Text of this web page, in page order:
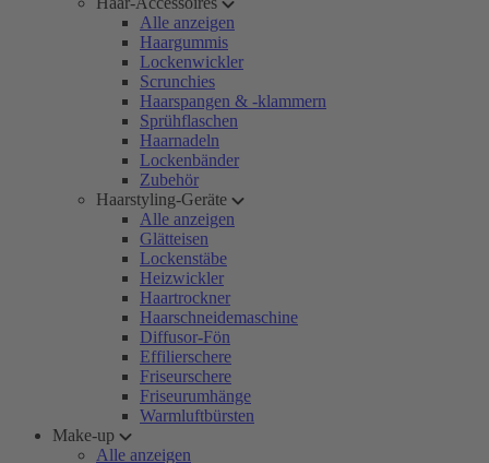
Alle anzeigen
Haargummis
Lockenwickler
Scrunchies
Haarspangen & -klammern
Sprühflaschen
Haarnadeln
Lockenbänder
Zubehör
Haarstyling-Geräte
Alle anzeigen
Glätteisen
Lockenstäbe
Heizwickler
Haartrockner
Haarschneidemaschine
Diffusor-Fön
Effilierschere
Friseurschere
Friseurumhänge
Warmluftbürsten
Make-up
Alle anzeigen